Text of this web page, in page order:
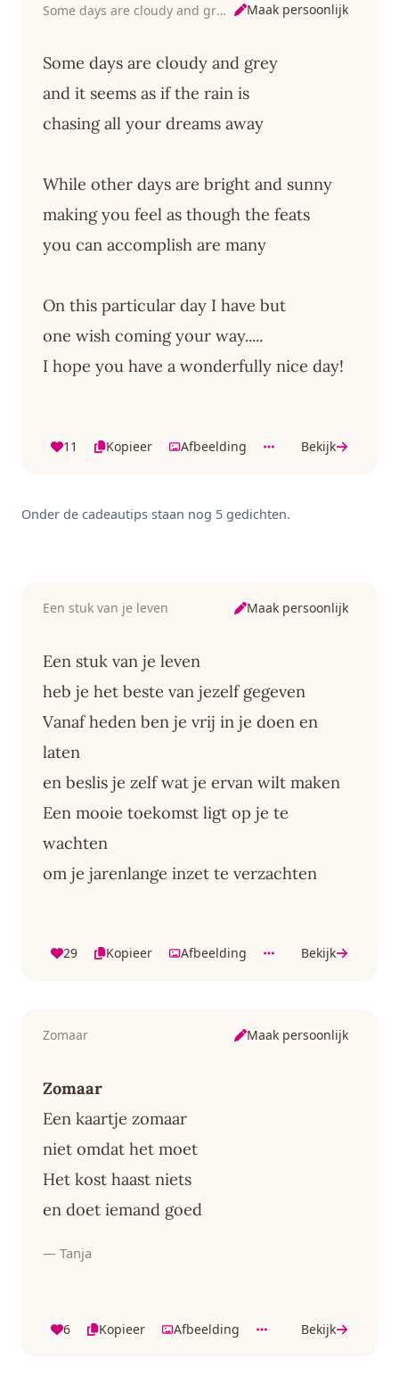
Some days are cloudy and grey Maak persoonlijk
Some days are cloudy and grey
and it seems as if the rain is
chasing all your dreams away
While other days are bright and sunny
making you feel as though the feats
you can accomplish are many
On this particular day I have but
one wish coming your way.....
I hope you have a wonderfully nice day!
11 Kopieer Afbeelding Bekijk
Onder de cadeautips staan nog 5 gedichten.
Een stuk van je leven Maak persoonlijk
Een stuk van je leven
heb je het beste van jezelf gegeven
Vanaf heden ben je vrij in je doen en
laten
en beslis je zelf wat je ervan wilt maken
Een mooie toekomst ligt op je te
wachten
om je jarenlange inzet te verzachten
29 Kopieer Afbeelding Bekijk
Zomaar Maak persoonlijk
Zomaar
Een kaartje zomaar
niet omdat het moet
Het kost haast niets
en doet iemand goed
— Tanja
6 Kopieer Afbeelding Bekijk